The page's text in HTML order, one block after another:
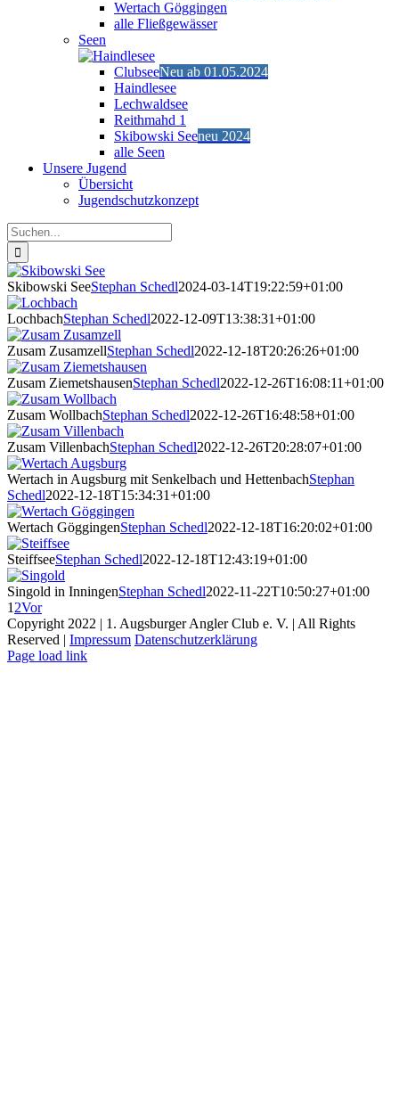
Wertach Göggingen
alle Fließgewässer
Seen
ClubseeNeu ab 01.05.2024
Haindlesee
Lechwaldsee
Reithmahd 1
Skibowski Seeneu 2024
alle Seen
Unsere Jugend
Übersicht
Jugendschutzkonzept
Suche
nach:
Skibowski SeeStephan Schedl2024-03-14T19:22:59+01:00
LochbachStephan Schedl2022-12-09T13:38:31+01:00
Zusam ZusamzellStephan Schedl2022-12-18T20:26:26+01:00
Zusam ZiemetshausenStephan Schedl2022-12-26T16:08:11+01:00
Zusam WollbachStephan Schedl2022-12-26T16:48:58+01:00
Zusam VillenbachStephan Schedl2022-12-26T20:28:07+01:00
Wertach in Augsburg mit Senkelbach und HettenbachStephan
Schedl2022-12-18T15:34:31+01:00
Wertach GöggingenStephan Schedl2022-12-18T16:20:02+01:00
SteiffseeStephan Schedl2022-12-18T12:43:19+01:00
Singold in InningenStephan Schedl2022-11-22T10:50:27+01:00
1 2Vor
Copyright 2022 | 1. Augsburger Angler Club e. V. | All Rights
Reserved | Impressum Datenschutzerklärung
Page load link